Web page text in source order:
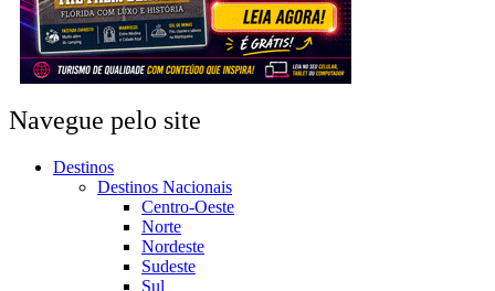
Navegue pelo site
Destinos
Destinos Nacionais
Centro-Oeste
Norte
Nordeste
Sudeste
Sul